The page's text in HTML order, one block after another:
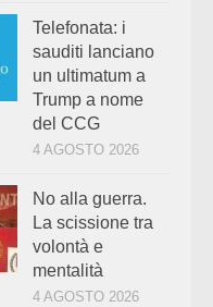
Telefonata: i
sauditi lanciano
un ultimatum a
Trump a nome
del CCG
4 AGOSTO 2026
No alla guerra.
La scissione tra
volontà e
mentalità
4 AGOSTO 2026